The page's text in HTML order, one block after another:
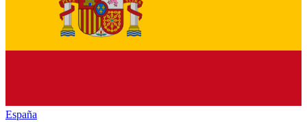
España